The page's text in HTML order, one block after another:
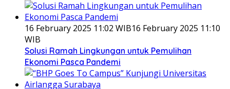
16 February 2025 11:02 WIB16 February 2025 11:10
WIB
Solusi Ramah Lingkungan untuk Pemulihan
Ekonomi Pasca Pandemi